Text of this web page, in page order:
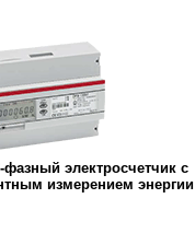
фазный электросчетчик с
измерением энергии